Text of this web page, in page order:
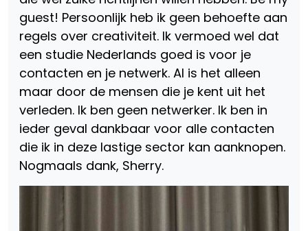
guest! Persoonlijk heb ik geen behoefte aan
regels over creativiteit. Ik vermoed wel dat
een studie Nederlands goed is voor je
contacten en je netwerk. Al is het alleen
maar door de mensen die je kent uit het
verleden. Ik ben geen netwerker. Ik ben in
ieder geval dankbaar voor alle contacten
die ik in deze lastige sector kan aanknopen.
Nogmaals dank, Sherry.